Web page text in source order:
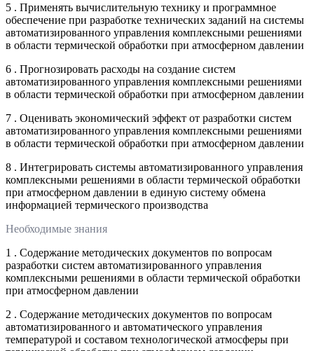
5 . Применять вычислительную технику и программное
обеспечение при разработке технических заданий на системы
автоматизированного управления комплексными решениями
в области термической обработки при атмосферном давлении
6 . Прогнозировать расходы на создание систем
автоматизированного управления комплексными решениями
в области термической обработки при атмосферном давлении
7 . Оценивать экономический эффект от разработки систем
автоматизированного управления комплексными решениями
в области термической обработки при атмосферном давлении
8 . Интегрировать системы автоматизированного управления
комплексными решениями в области термической обработки
при атмосферном давлении в единую систему обмена
информацией термического производства
Необходимые знания
1 . Содержание методических документов по вопросам
разработки систем автоматизированного управления
комплексными решениями в области термической обработки
при атмосферном давлении
2 . Содержание методических документов по вопросам
автоматизированного и автоматического управления
температурой и составом технологической атмосферы при